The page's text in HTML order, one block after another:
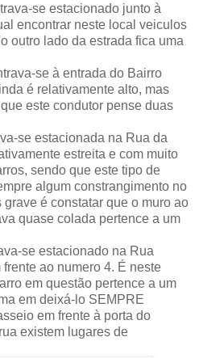
se estacionado junto à
encontrar neste local veiculos
outro lado da estrada fica uma
se à entrada do Bairro
é relativamente alto, mas
este condutor pense duas
se estacionada na Rua da
estreita e com muito
sendo que este tipo de
algum constrangimento no
é constatar que o muro ao
quase colada pertence a um
se estacionado na Rua
ao numero 4. É neste
em questão pertence a um
em deixá-lo SEMPRE
em frente à porta do
existem lugares de